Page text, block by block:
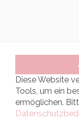
Diese Website
Tools, um ein
ermöglichen.